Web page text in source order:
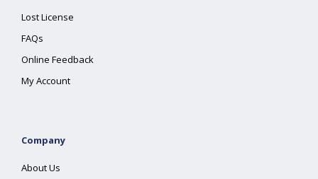
Lost License
FAQs
Online Feedback
My Account
Company
About Us